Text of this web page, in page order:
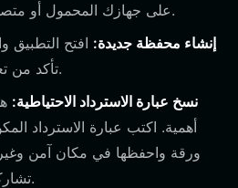
على جهازك المحمول أو متصفحك.
إنشاء محفظة جديدة: افتح التطبيق
تأكد من تعيين كلمة مرور قوية.
نسخ عبارة الاسترداد الاحتياطية:
ورقة واحفظها في مكان آمن
تشاركها مع أي شخص أبداً.